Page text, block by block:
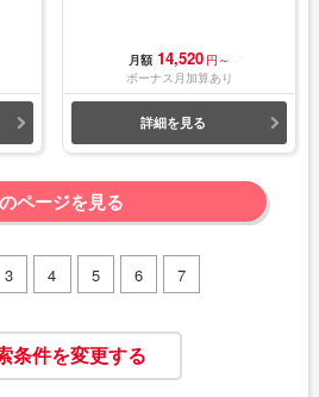
月額 14,520 円～
ボーナス月加算あり
詳細を見る
ページを見る
3 4 5 6 7
条件を変更する